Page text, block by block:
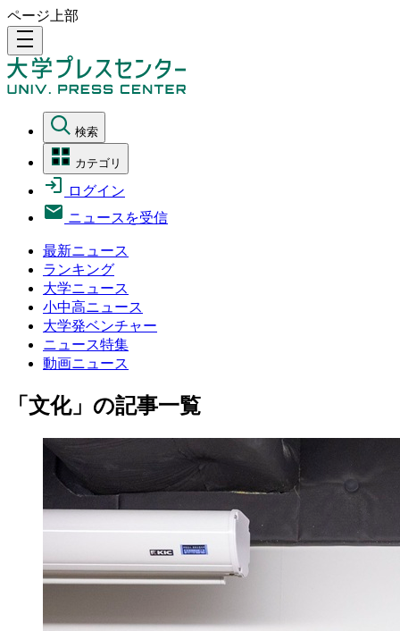
ページ上部
density_medium
検索
カテゴリ
ログイン
ニュースを受信
最新ニュース
ランキング
大学ニュース
小中高ニュース
大学発ベンチャー
ニュース特集
動画ニュース
「文化」の記事一覧